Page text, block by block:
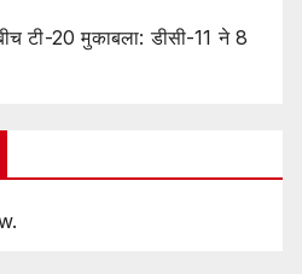
टी-20 मुकाबला: डीसी-11 ने 8